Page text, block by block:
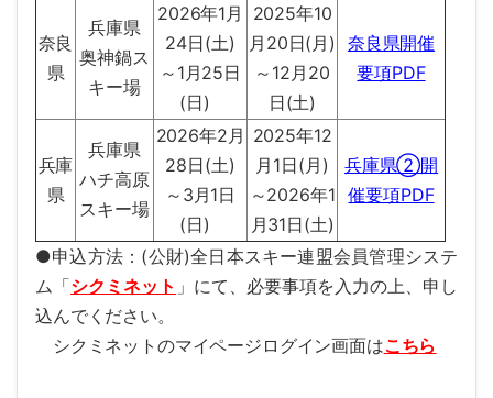
奈良
県
兵庫県
奥神鍋ス
キー場
2026年1月
24日(土)
～1月25日
(日)
2025年10
月20日(月)
～12月20
日(土)
奈良県開催
要項PDF
兵庫
県
兵庫県
ハチ高原
スキー場
2026年2月
28日(土)
～3月1日
(日)
2025年12
月1日(月)
～2026年1
月31日(土)
兵庫県②開
催要項PDF
●申込方法：(公財)全日本スキー連盟会員管理システ
ム「シクミネット 」にて、必要事項を入力の上、申し
込んでください。
シクミネットのマイページログイン画面はこちら